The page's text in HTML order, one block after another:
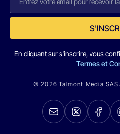
En cliquant sur s'inscrire, vous
Termes et
© 2026 Talmont Media